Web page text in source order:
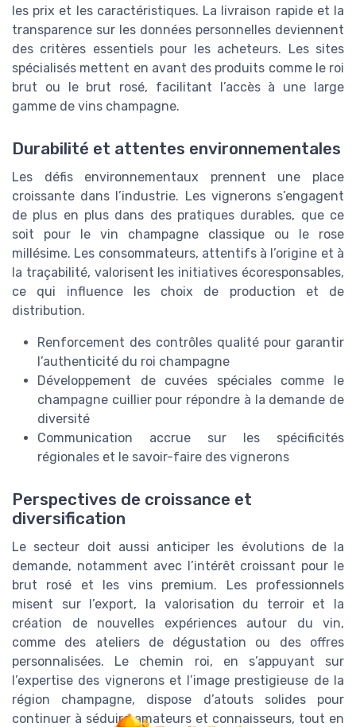
les prix et les caractéristiques. La livraison rapide et la
transparence sur les données personnelles deviennent
des critères essentiels pour les acheteurs. Les sites
spécialisés mettent en avant des produits comme le roi
brut ou le brut rosé, facilitant l’accès à une large
gamme de vins champagne.
Durabilité et attentes environnementales
Les défis environnementaux prennent une place
croissante dans l’industrie. Les vignerons s’engagent
de plus en plus dans des pratiques durables, que ce
soit pour le vin champagne classique ou le rose
millésime. Les consommateurs, attentifs à l’origine et à
la traçabilité, valorisent les initiatives écoresponsables,
ce qui influence les choix de production et de
distribution.
Renforcement des contrôles qualité pour garantir
l’authenticité du roi champagne
Développement de cuvées spéciales comme le
champagne cuillier pour répondre à la demande de
diversité
Communication accrue sur les spécificités
régionales et le savoir-faire des vignerons
Perspectives de croissance et
diversification
Le secteur doit aussi anticiper les évolutions de la
demande, notamment avec l’intérêt croissant pour le
brut rosé et les vins premium. Les professionnels
misent sur l’export, la valorisation du terroir et la
création de nouvelles expériences autour du vin,
comme des ateliers de dégustation ou des offres
personnalisées. Le chemin roi, en s’appuyant sur
l’expertise des vignerons et l’image prestigieuse de la
région champagne, dispose d’atouts solides pour
continuer à séduire amateurs et connaisseurs, tout en